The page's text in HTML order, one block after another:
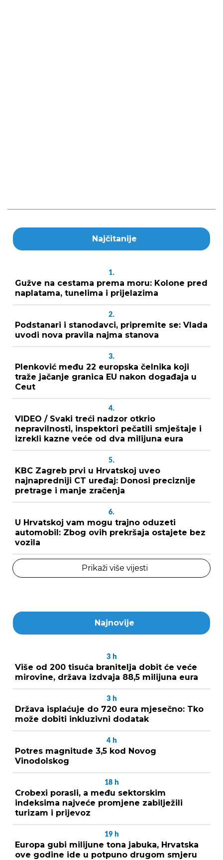
Najčitanije
1.
Gužve na cestama prema moru: Kolone pred
naplatama, tunelima i prijelazima
2.
Podstanari i stanodavci, pripremite se: Vlada
uvodi nova pravila najma stanova
3.
Plenković među 22 europska čelnika koji
traže jačanje granica EU nakon događaja u
Ceut
4.
VIDEO / Svaki treći nadzor otkrio
nepravilnosti, inspektori pečatili smještaje i
izrekli kazne veće od dva milijuna eura
5.
KBC Zagreb prvi u Hrvatskoj uveo
najnapredniji CT uređaj: Donosi preciznije
pretrage i manje zračenja
6.
U Hrvatskoj vam mogu trajno oduzeti
automobil: Zbog ovih prekršaja ostajete bez
vozila
Prikaži više vijesti
Najnovije
3 h
Više od 200 tisuća branitelja dobit će veće
mirovine, država izdvaja 88,5 milijuna eura
3 h
Država isplaćuje do 720 eura mjesečno: Tko
može dobiti inkluzivni dodatak
4 h
Potres magnitude 3,5 kod Novog
Vinodolskog
18 h
Crobexi porasli, a među sektorskim
indeksima najveće promjene zabilježili
turizam i prijevoz
19 h
Europa gubi milijune tona jabuka, Hrvatska
ove godine ide u potpuno drugom smjeru